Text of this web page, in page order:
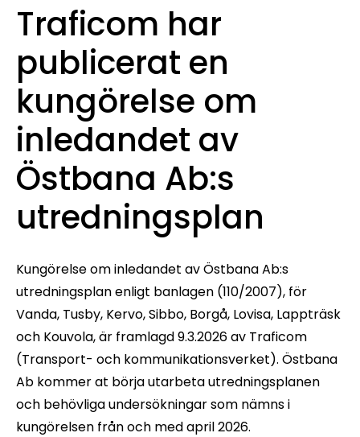
Traficom har
publicerat en
kungörelse om
inledandet av
Östbana Ab:s
utredningsplan
Kungörelse om inledandet av Östbana Ab:s
utredningsplan enligt banlagen (110/2007), för
Vanda, Tusby, Kervo, Sibbo, Borgå, Lovisa, Lappträsk
och Kouvola, är framlagd 9.3.2026 av Traficom
(Transport- och kommunikationsverket). Östbana
Ab kommer at börja utarbeta utredningsplanen
och behövliga undersökningar som nämns i
kungörelsen från och med april 2026.